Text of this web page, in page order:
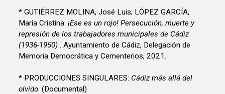
* GUTIÉRREZ MOLINA, José Luis; LÓPEZ GARCÍA,
María Cristina:¡Ese es un rojo! Persecución, muerte y
represión de los trabajadores municipales de Cádiz
(1936-1950). Ayuntamiento de Cádiz, Delegación de
Memoria Democrática y Cementerios, 2021.
* PRODUCCIONES SINGULARES: Cádiz más allá del
olvido. (Documental)